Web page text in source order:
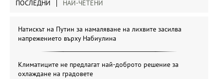
ПОСЛЕДНИ НАЙ-ЧЕТЕНИ
Натискът на Путин за намаляване на лихвите засилва
напрежението върху Набиулина
Климатиците не предлагат най-доброто решение за
охлаждане на градовете